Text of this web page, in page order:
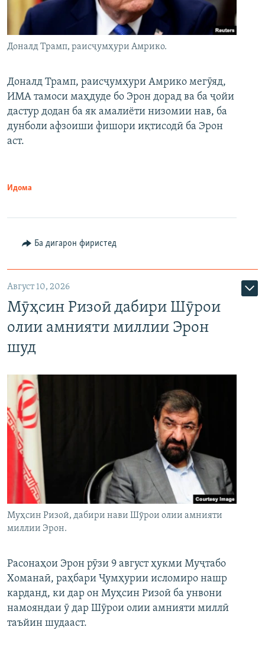
Доналд Трамп, раисҷумҳури Амрико.
Доналд Трамп, раисҷумҳури Амрико мегӯяд,
ИМА тамоси маҳдуде бо Эрон дорад ва ба ҷойи
дастур додан ба як амалиёти низомии нав, ба
дунболи афзоиши фишори иқтисодӣ ба Эрон
аст.
Идома
Ба дигарон фиристед
Август 10, 2026
Мӯҳсин Ризоӣ дабири Шӯрои
олии амнияти миллии Эрон
шуд
Муҳсин Ризоӣ, дабири нави Шӯрои олии амнияти
миллии Эрон.
Расонаҳои Эрон рӯзи 9 август ҳукми Муҷтабо
Хоманаӣ, раҳбари Ҷумҳурии исломиро нашр
карданд, ки дар он Муҳсин Ризоӣ ба унвони
намояндаи ӯ дар Шӯрои олии амнияти миллӣ
таъйин шудааст.